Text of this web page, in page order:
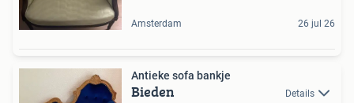
Amsterdam 26 jul 26
Antieke sofa bankje
Bieden Details